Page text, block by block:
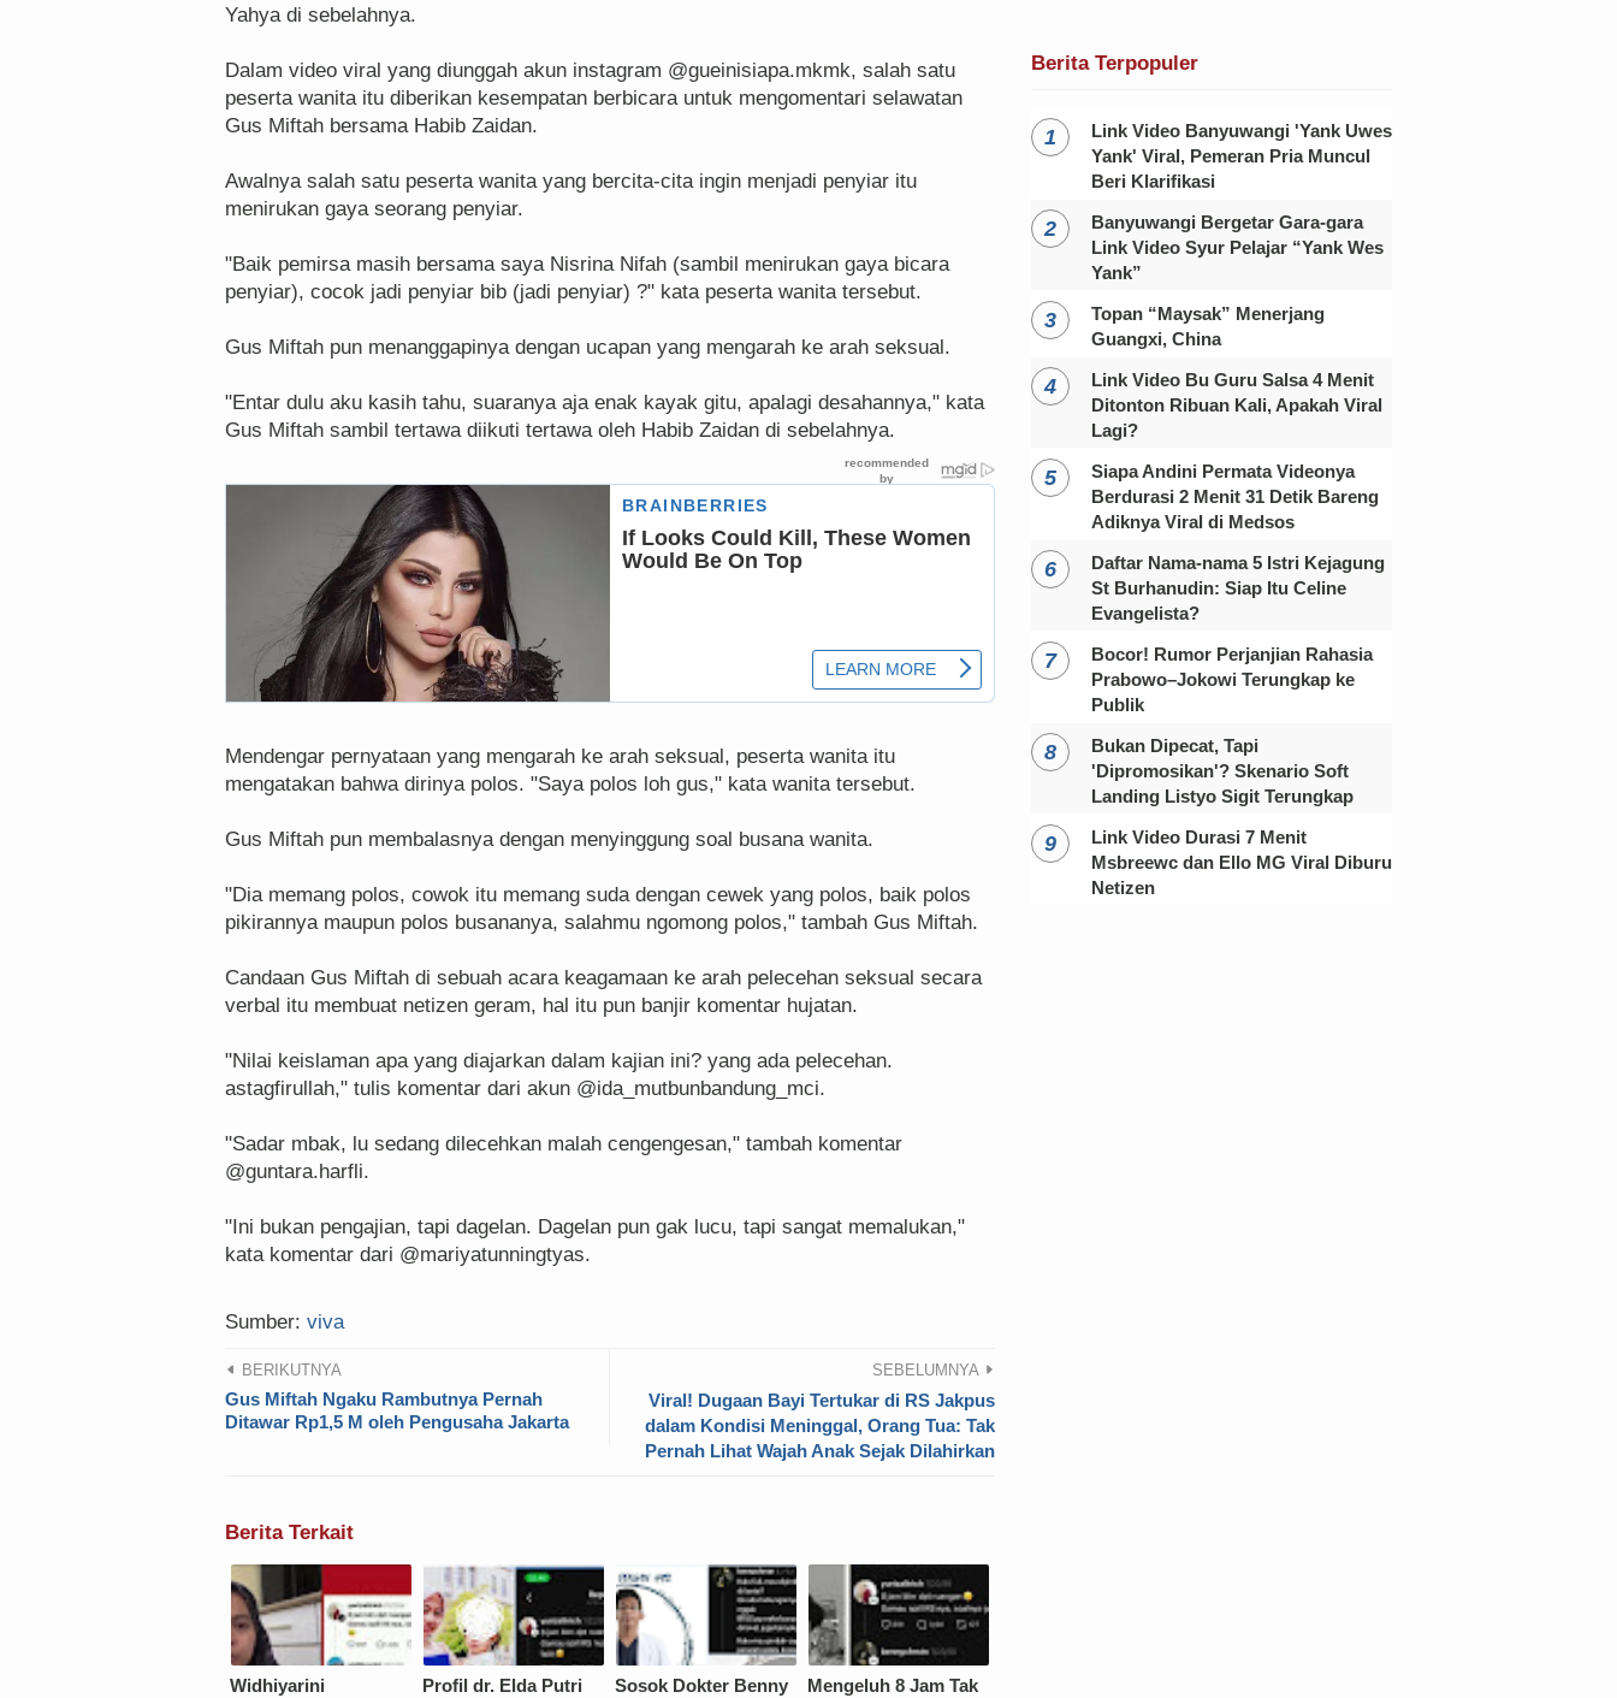
Yahya di sebelahnya.
Dalam video viral yang diunggah akun instagram @gueinisiapa.mkmk, salah satu
peserta wanita itu diberikan kesempatan berbicara untuk mengomentari selawatan
Gus Miftah bersama Habib Zaidan.
Awalnya salah satu peserta wanita yang bercita-cita ingin menjadi penyiar itu
menirukan gaya seorang penyiar.
"Baik pemirsa masih bersama saya Nisrina Nifah (sambil menirukan gaya bicara
penyiar), cocok jadi penyiar bib (jadi penyiar) ?" kata peserta wanita tersebut.
Gus Miftah pun menanggapinya dengan ucapan yang mengarah ke arah seksual.
"Entar dulu aku kasih tahu, suaranya aja enak kayak gitu, apalagi desahannya," kata
Gus Miftah sambil tertawa diikuti tertawa oleh Habib Zaidan di sebelahnya.
Mendengar pernyataan yang mengarah ke arah seksual, peserta wanita itu
mengatakan bahwa dirinya polos. "Saya polos loh gus," kata wanita tersebut.
Gus Miftah pun membalasnya dengan menyinggung soal busana wanita.
"Dia memang polos, cowok itu memang suda dengan cewek yang polos, baik polos
pikirannya maupun polos busananya, salahmu ngomong polos," tambah Gus Miftah.
Candaan Gus Miftah di sebuah acara keagamaan ke arah pelecehan seksual secara
verbal itu membuat netizen geram, hal itu pun banjir komentar hujatan.
"Nilai keislaman apa yang diajarkan dalam kajian ini? yang ada pelecehan.
astagfirullah," tulis komentar dari akun @ida_mutbunbandung_mci.
"Sadar mbak, lu sedang dilecehkan malah cengengesan," tambah komentar
@guntara.harfli.
"Ini bukan pengajian, tapi dagelan. Dagelan pun gak lucu, tapi sangat memalukan,"
kata komentar dari @mariyatunningtyas.
Sumber: viva
BERIKUTNYA
Gus Miftah Ngaku Rambutnya Pernah
Ditawar Rp1,5 M oleh Pengusaha Jakarta
SEBELUMNYA
Viral! Dugaan Bayi Tertukar di RS Jakpus
dalam Kondisi Meninggal, Orang Tua: Tak
Pernah Lihat Wajah Anak Sejak Dilahirkan
Berita Terkait
Widhiyarini
Profil dr. Elda Putri
Sosok Dokter Benny
Mengeluh 8 Jam Tak
Berita Terpopuler
Link Video Banyuwangi 'Yank Uwes
Yank' Viral, Pemeran Pria Muncul
Beri Klarifikasi
Banyuwangi Bergetar Gara-gara
Link Video Syur Pelajar “Yank Wes
Yank”
Topan “Maysak” Menerjang
Guangxi, China
Link Video Bu Guru Salsa 4 Menit
Ditonton Ribuan Kali, Apakah Viral
Lagi?
Siapa Andini Permata Videonya
Berdurasi 2 Menit 31 Detik Bareng
Adiknya Viral di Medsos
Daftar Nama-nama 5 Istri Kejagung
St Burhanudin: Siap Itu Celine
Evangelista?
Bocor! Rumor Perjanjian Rahasia
Prabowo–Jokowi Terungkap ke
Publik
Bukan Dipecat, Tapi
'Dipromosikan'? Skenario Soft
Landing Listyo Sigit Terungkap
Link Video Durasi 7 Menit
Msbreewc dan Ello MG Viral Diburu
Netizen